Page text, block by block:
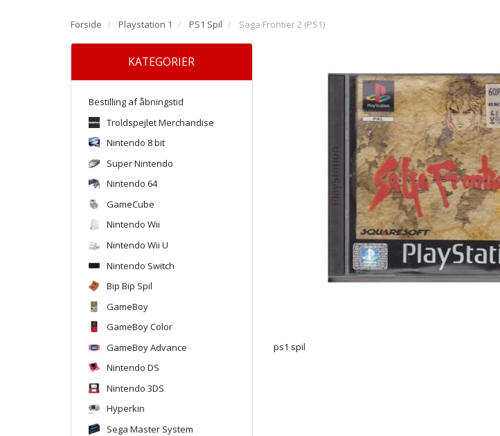
Forside Playstation 1 PS1 Spil Saga Frontier 2 (PS1)
KATEGORIER
Bestilling af åbningstid
Troldspejlet Merchandise
Nintendo 8 bit
Super Nintendo
Nintendo 64
GameCube
Nintendo Wii
Nintendo Wii U
Nintendo Switch
Bip Bip Spil
GameBoy
GameBoy Color
GameBoy Advance
Nintendo DS
Nintendo 3DS
Hyperkin
Sega Master System
ps1 spil